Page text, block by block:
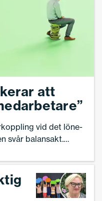
att
vid det löne­
svår balansakt.
lönen mer för
snett i lön och
av nyanställda.